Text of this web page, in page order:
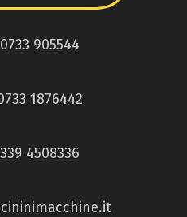
905544
1876442
4508336